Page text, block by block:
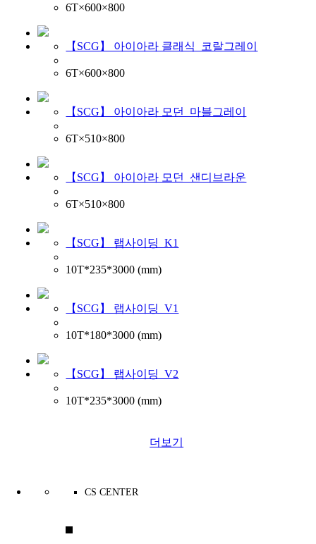
6T×600×800
【SCG】 아이아라 클래식_코랄그레이
6T×600×800
【SCG】 아이아라 모던_마블그레이
6T×510×800
【SCG】 아이아라 모던_샌디브라운
6T×510×800
【SCG】 랩사이딩_K1
10T*235*3000 (mm)
【SCG】 랩사이딩_V1
10T*180*3000 (mm)
【SCG】 랩사이딩_V2
10T*235*3000 (mm)
더보기
CS CENTER